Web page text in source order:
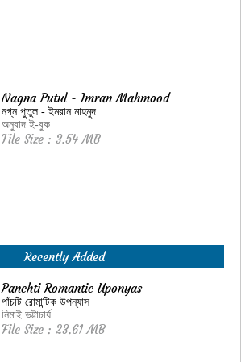
Nagna Putul - Imran Mahmood
নগ্ন পুতুল - ইমরান মাহমুদ
অনুবাদ ই-বুক
File Size : 3.54 MB
Recently Added
Panchti Romantic Uponyas
পাঁচটি রোমান্টিক উপন্যাস
নিমাই ভট্টাচার্য
File Size : 23.61 MB